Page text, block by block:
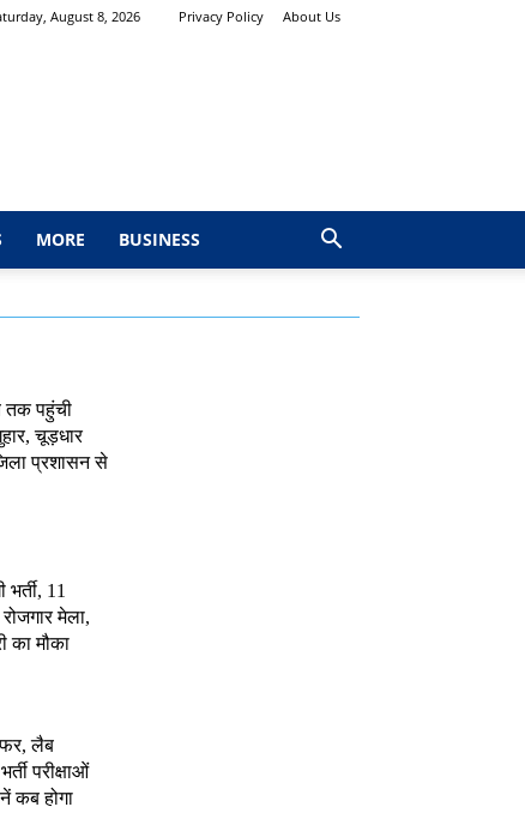
August 8, 2026 Privacy Policy About Us
MORE BUSINESS
तक पहुंची
चूड़धार
प्रशासन से
11
मेला,
का मौका
लैब
परीक्षाओं
कब होगा